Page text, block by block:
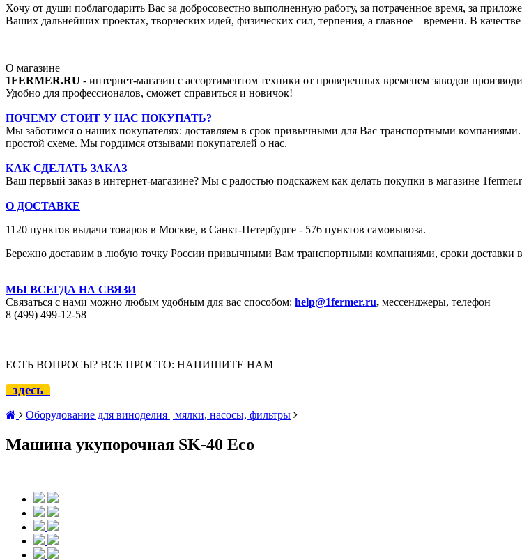
Хочу от души поблагодарить Вас за добросовестно выполненную работу, за потраченное время, за
Ваших дальнейших проектах, творческих идей, физических сил, терпения, а главное – времени. В
О магазине
1FERMER.RU - интернет-магазин с ассортиментом техники от проверенных временем заводов
Удобно для профессионалов, сможет справиться и новичок!
ПОЧЕМУ СТОИТ У НАС ПОКУПАТЬ?
Мы заботимся о наших покупателях: доставляем в срок привычными для Вас транспортными
простой схеме. Мы гордимся отзывами покупателей о нас.
КАК СДЕЛАТЬ ЗАКАЗ
Ваш первый заказ в интернет-магазине? Мы с радостью подскажем как делать покупки в магазине
О ДОСТАВКЕ
1120 пунктов выдачи товаров в Москве, в Санкт-Петербурге - 576 пунктов самовывоза.
Бережно доставим в любую точку России привычными Вам транспортными компаниями, сроки доставки
МЫ ВСЕГДА НА СВЯЗИ
Связаться с нами можно любым удобным для вас способом: help@1fermer.ru, мессенджеры, телефон
8 (499) 499-12-58
ЕСТЬ ВОПРОСЫ? ВСЕ ПРОСТО: НАПИШИТЕ НАМ
здесь
Оборудование для виноделия | мялки, насосы, фильтры
Машина укупорочная SK-40 Eco